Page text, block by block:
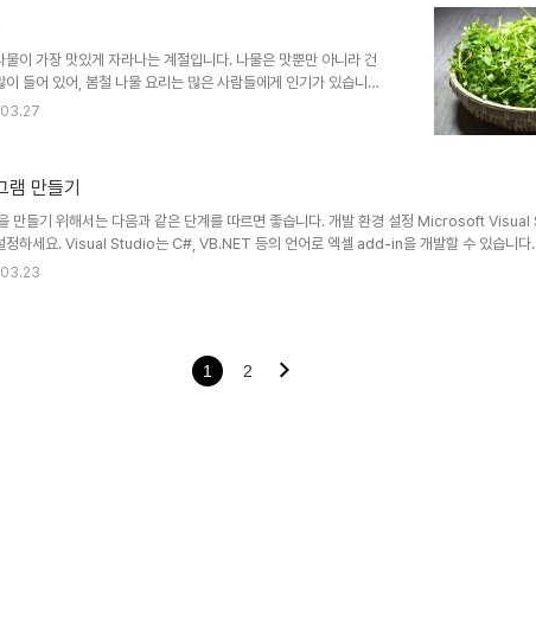
이하 만 나이 계산기(링크 클릭) 가구별 중위소득 150% 알
기간중 서울시 거주 미취업, 미..
물이 가장 맛있게 자라나는 계절입니다. 나물은 맛뿐만 아니라 건
들어 있어, 봄철 나물 요리는 많은 사람들에게 인기가 있습니다.
나물에 대해 알아보고자 합니다. 봄철 나물 중에서도 특히 많이
제거하고 소금물에 담가 불순물을 제거한 후 요리하는 것이 좋습
의 대표적인 종류 중 하나입니다. 쑥은 간장, 고추..
만들기
만들기 위해서는 다음과 같은 단계를 따르면 좋습니다. 개발 환경 설정 Microsoft
정하세요. Visual Studio는 C#, VB.NET 등의 언어로 엑셀 add-in을 개발할 수 있습니
은 무료로 사용할 수 있습니다. 프로젝트 생성 Visual Studio를 실행한 후, "새 프로젝트
1 2